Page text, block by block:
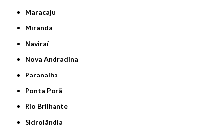
Maracaju
Miranda
Naviraí
Nova Andradina
Paranaíba
Ponta Porã
Rio Brilhante
Sidrolândia